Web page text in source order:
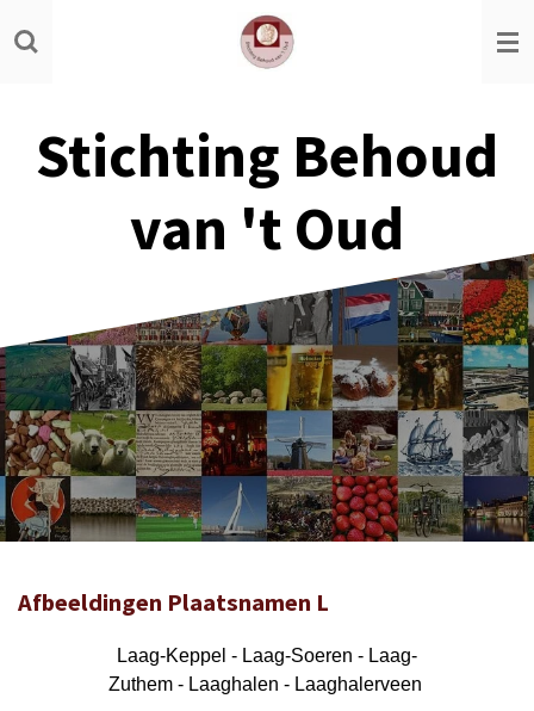
Ga
direct
hoofdinhoud
Stichting Behoud
van 't Oud
Afbeeldingen Plaatsnamen L
Laag-Keppel - Laag-Soeren - Laag-
Zuthem - Laaghalen - Laaghalerveen